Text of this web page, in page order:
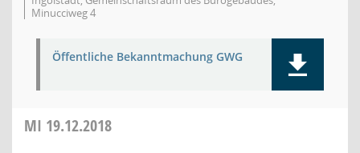
Minucciweg 4
Öffentliche Bekanntmachung GWG
MI 19.12.2018